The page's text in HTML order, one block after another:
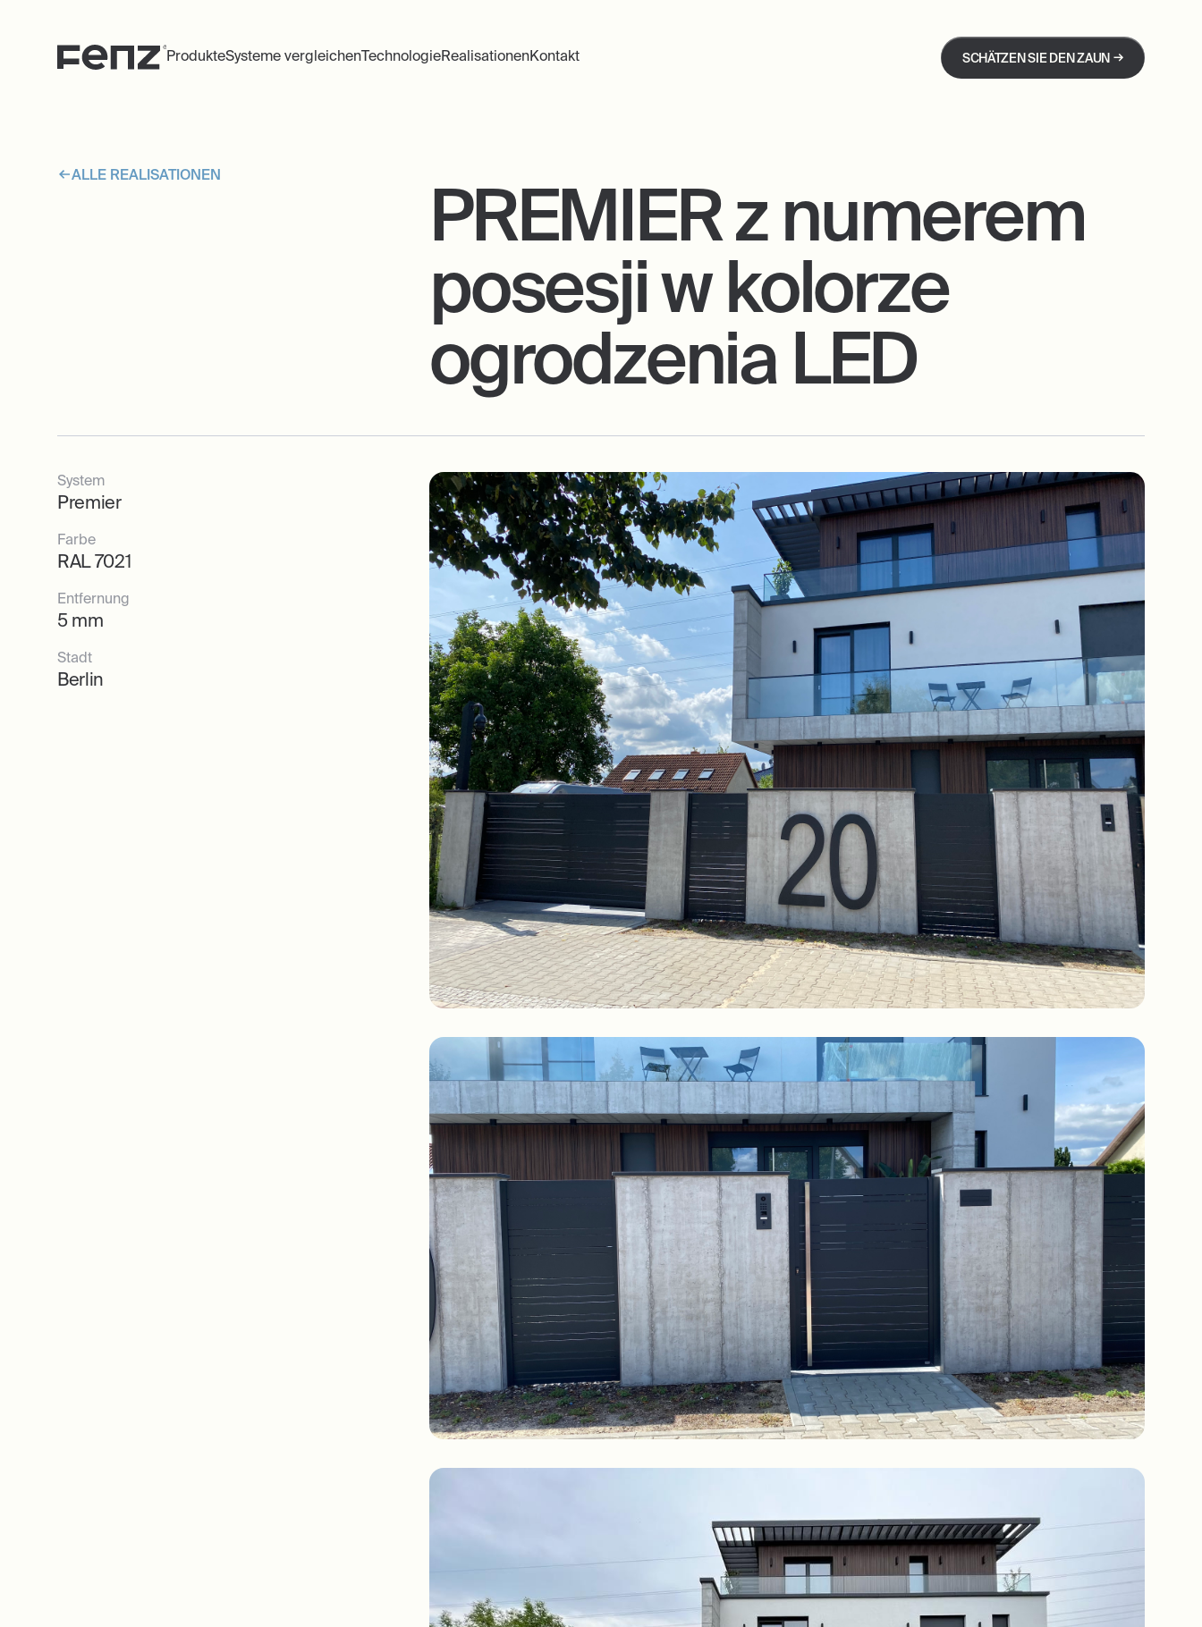
ProdukteSysteme vergleichen TechnologieRealisationenKontakt SCHÄTZEN SIE DEN ZAUN →
ALLE REALISATIONEN
PREMIER z numerem
posesji w kolorze
ogrodzenia LED
System
Premier
Farbe
RAL 7021
Entfernung
5 mm
Stadt
Berlin